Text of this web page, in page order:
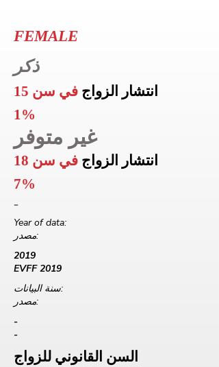
FEMALE
ذكر
انتشار الزواج في سن 15
1%
غير متوفر
انتشار الزواج في سن 18
7%
-
Year of data:
مصدر:
2019
EVFF 2019
سنة البيانات:
مصدر:
-
-
السن القانوني للزواج